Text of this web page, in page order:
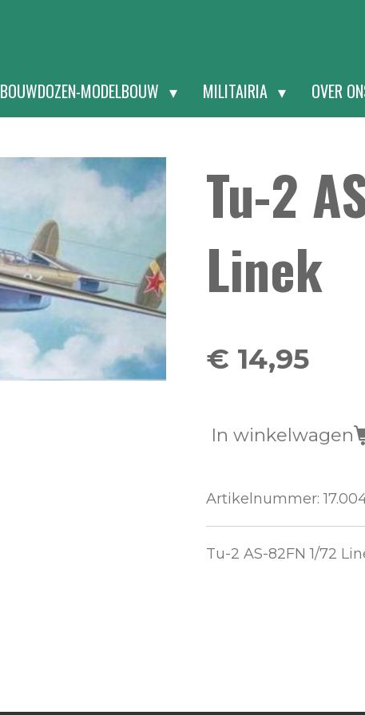
BOUWDOZEN-MODELBOUW MILITAIRIA OVER
Tu-2
Linek
€ 14,95
In winkelwagen
Artikelnummer:
Tu-2 AS-82FN 1/72